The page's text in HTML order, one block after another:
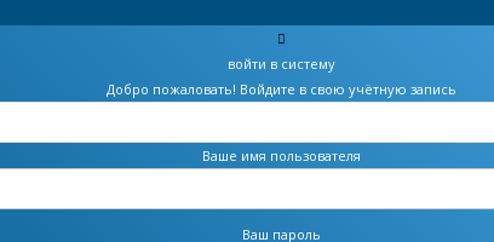
войти в систему
Добро пожаловать! Войдите в свою учётную запись
Ваше имя пользователя
Ваш пароль